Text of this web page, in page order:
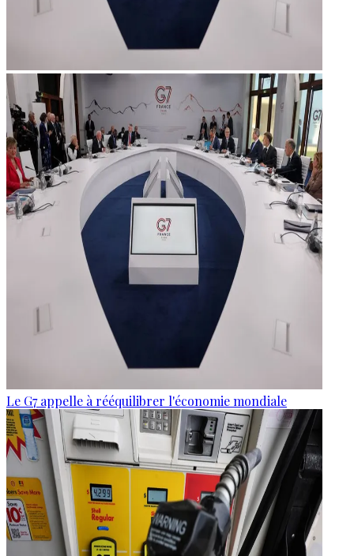
Le G7 appelle à rééquilibrer l'économie mondiale